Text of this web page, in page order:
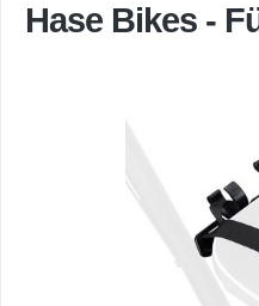
Hase Bikes -